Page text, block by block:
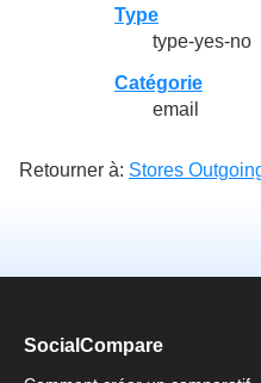
Type
type-yes-no
Catégorie
email
Retourner à: Stores
SocialCompare